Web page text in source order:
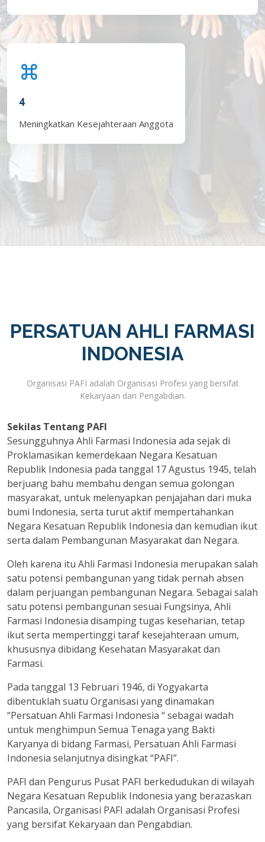
4
Meningkatkan Kesejahteraan Anggota
PERSATUAN AHLI FARMASI
INDONESIA
Organisasi PAFI adalah Organisasi Profesi yang bersifat
Kekaryaan dan Pengabdian.
Sekilas Tentang PAFI
Sesungguhnya Ahli Farmasi Indonesia ada sejak di
Proklamasikan kemerdekaan Negara Kesatuan
Republik Indonesia pada tanggal 17 Agustus 1945, telah
berjuang bahu membahu dengan semua golongan
masyarakat, untuk melenyapkan penjajahan dari muka
bumi Indonesia, serta turut aktif mempertahankan
Negara Kesatuan Republik Indonesia dan kemudian ikut
serta dalam Pembangunan Masyarakat dan Negara.
Oleh karena itu Ahli Farmasi Indonesia merupakan salah
satu potensi pembangunan yang tidak pernah absen
dalam perjuangan pembangunan Negara. Sebagai salah
satu potensi pembangunan sesuai Fungsinya, Ahli
Farmasi Indonesia disamping tugas keseharian, tetap
ikut serta mempertinggi taraf kesejahteraan umum,
khususnya dibidang Kesehatan Masyarakat dan
Farmasi.
Pada tanggal 13 Februari 1946, di Yogyakarta
dibentuklah suatu Organisasi yang dinamakan
“Persatuan Ahli Farmasi Indonesia “ sebagai wadah
untuk menghimpun Semua Tenaga yang Bakti
Karyanya di bidang Farmasi, Persatuan Ahli Farmasi
Indonesia selanjutnya disingkat “PAFI”.
PAFI dan Pengurus Pusat PAFI berkedudukan di wilayah
Negara Kesatuan Republik Indonesia yang berazaskan
Pancasila, Organisasi PAFI adalah Organisasi Profesi
yang bersifat Kekaryaan dan Pengabdian.